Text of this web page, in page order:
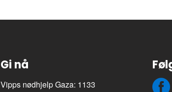
Gi nå
Vipps nødhjelp Gaza: 1133